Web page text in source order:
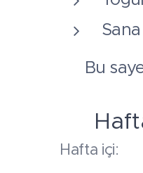
👉 Bu
🗓️
Hafta içi: